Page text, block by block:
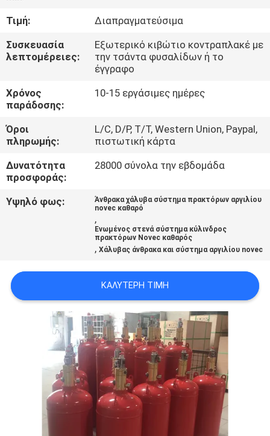
ΠΟΙΟΤΙΚΌΣ
ΈΛΕΓΧΟΣ
ΚΑΤΕΒΆΣΤΕ
ΖΗΤΉΣΤΕ
ΑΠΌΣΠΑΣΜΑ
SITEMAP
Τιμή:
Διαπραγματεύσιμα
Συσκευασία
λεπτομέρειες:
Εξωτερικό κιβώτιο κοντραπλακέ με
την τσάντα φυσαλίδων ή το
έγγραφο
Χρόνος
παράδοσης:
10-15 εργάσιμες ημέρες
Όροι
πληρωμής:
L/C, D/P, T/T, Western Union, Paypal,
πιστωτική κάρτα
Δυνατότητα
προσφοράς:
28000 σύνολα την εβδομάδα
Υψηλό φως:
Άνθρακα χάλυβα σύστημα πρακτόρων αργιλίου
novec καθαρό
,
Ενωμένος στενά σύστημα κύλινδρος
πρακτόρων Novec καθαρός
,Χάλυβας άνθρακα και σύστημα αργιλίου novec
ΚΑΛΎΤΕΡΗ ΤΙΜΉ